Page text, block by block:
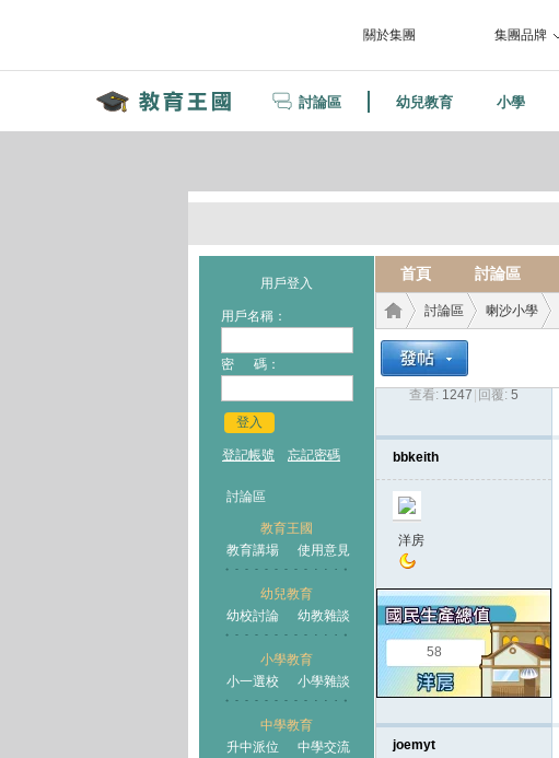
關於集團 集團品牌
討論區 幼兒教育 小學
用戶登入
用戶名稱：
密 碼：
登入
登記帳號 忘記密碼
討論區
教育王國
教育講場
使用意見
幼兒教育
幼校討論
幼教雜談
小學教育
小一選校
小學雜談
中學教育
升中派位
中學交流
首頁 討論區
王國
討論區
›
喇沙小學
查看: 1247 回覆: 5
bbkeith
洋房
58
joemyt